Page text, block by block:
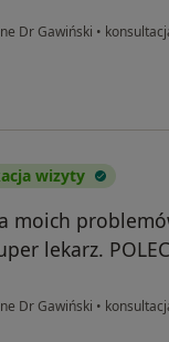
Dr Gawiński •
wizyty
moich
lekarz.
Dr Gawiński •